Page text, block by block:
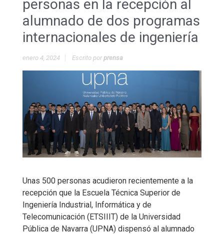
personas en la recepción al
alumnado de dos programas
internacionales de ingeniería
enero 4, 2024 Escrito porprensa
Unas 500 personas acudieron recientemente a la
recepción que la Escuela Técnica Superior de
Ingeniería Industrial, Informática y de
Telecomunicación (ETSIIIT) de la Universidad
Pública de Navarra (UPNA) dispensó al alumnado